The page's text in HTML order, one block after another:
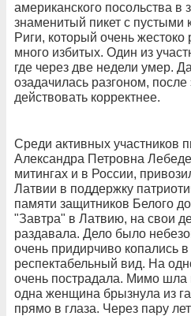
американского посольства
знаменитый пикет с пустыми
Риги, который очень
много избитых. Один из
где через две недели умер.
озадачилась разгоном, после
действовать корректнее.
Среди активных участников
Александра Петровна
митингах и в России,
Латвии в поддержку
памяти защитников Белого
"Завтра" в Латвию, на свои
раздавала. Дело было
очень придирчиво копались
респектабельный вид. На
очень пострадала. Мимо
одна женщина брызнула из
прямо в глаза. Через пару